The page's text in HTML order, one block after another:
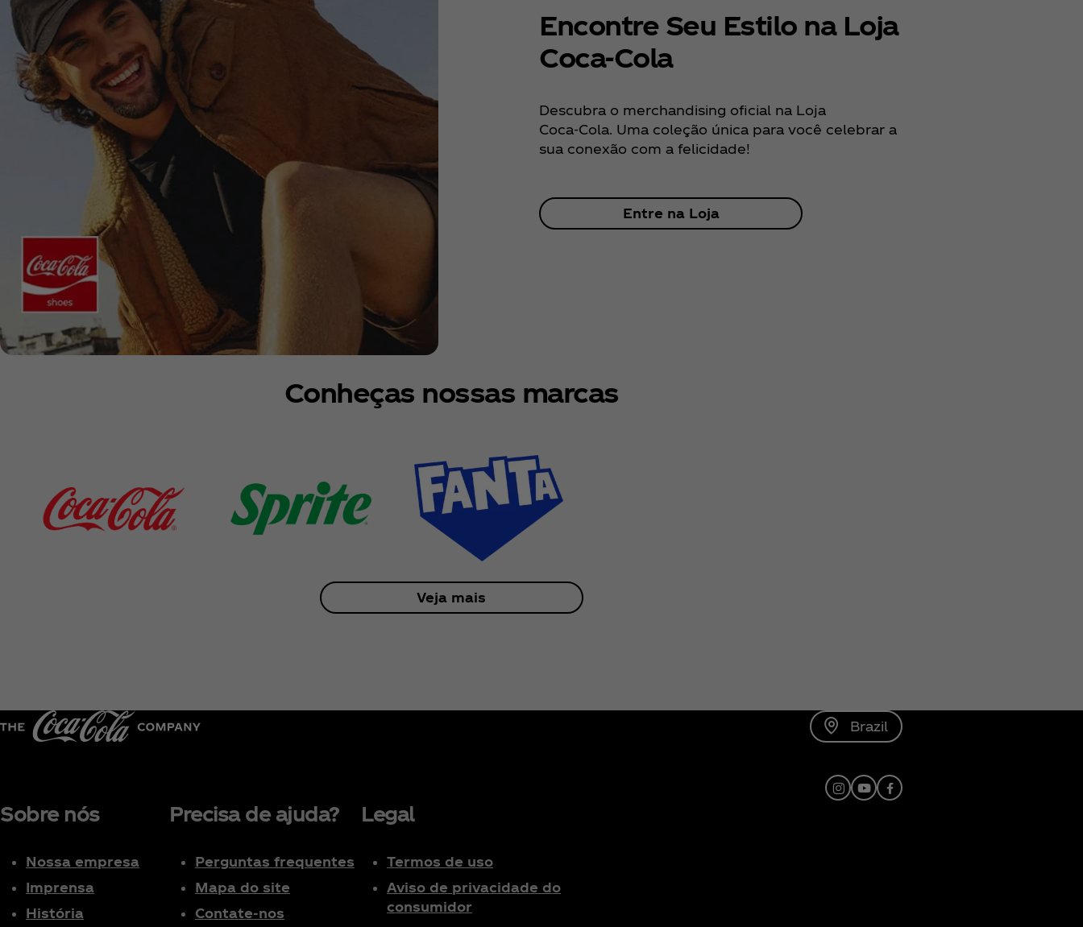
Encontre Seu Estilo na Loja
Coca‑Cola
Descubra o merchandising oficial na Loja
Coca‑Cola. Uma coleção única para você celebrar a
sua conexão com a felicidade!
Entre na Loja
Conheças nossas marcas
Veja mais
Brazil
Sobre nós
Nossa empresa
Imprensa
História
Precisa de ajuda?
Perguntas frequentes
Mapa do site
Contate-nos
Legal
Termos de uso
Aviso de privacidade do
consumidor
Instagram
YoutubeFacebook